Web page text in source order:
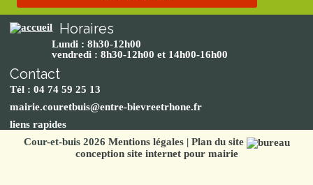
Horaires
Lundi : 8h30-12h00
vendredi : 8h30-12h00 et 14h00-16h00
Contact
Tél : 04 74 59 25 13
mairie.couretbuis@entre-bievreetrhone.fr
liens rapides
Cour-et-buis 2026 Mentions légales| Plan du site
conception site internet pour mairie